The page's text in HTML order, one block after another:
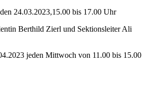
24.03.2023,15.00 bis 17.00 Uhr
Berthild Zierl und Sektionsleiter Ali
jeden Mittwoch von 11.00 bis 15.00